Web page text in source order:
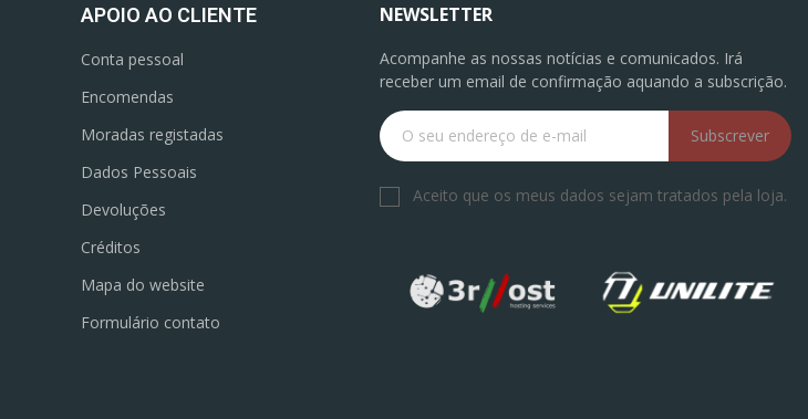
APOIO AO CLIENTE
Conta pessoal
Encomendas
Moradas registadas
Dados Pessoais
Devoluções
Créditos
Mapa do website
Formulário contato
NEWSLETTER
Acompanhe as nossas notícias e comunicados. Irá
receber um email de confirmação aquando a subscrição.
Subscrever
Aceito que os meus dados sejam tratados pela loja.